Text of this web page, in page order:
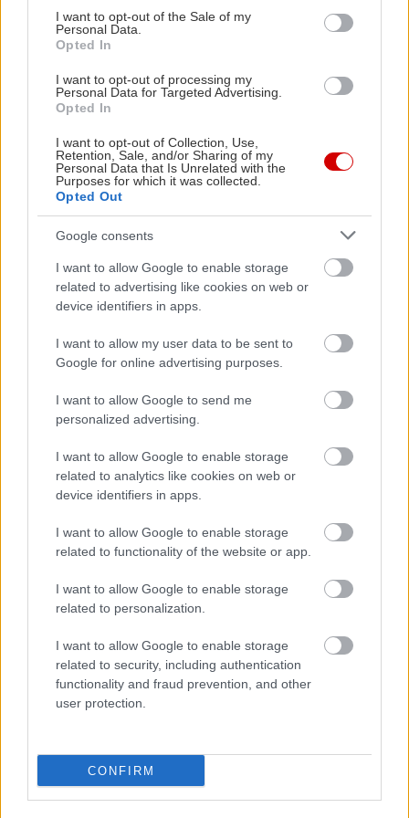
consent section.
I want to opt-out of the Sale of my
Personal Data.
Opted In
I want to opt-out of processing my
Personal Data for Targeted Advertising.
Opted In
I want to opt-out of Collection, Use,
Retention, Sale, and/or Sharing of my
Personal Data that Is Unrelated with the
Purposes for which it was collected.
Opted Out
Google consents
I want to allow Google to enable storage
related to advertising like cookies on web or
device identifiers in apps.
I want to allow my user data to be sent to
Google for online advertising purposes.
I want to allow Google to send me
personalized advertising.
I want to allow Google to enable storage
related to analytics like cookies on web or
device identifiers in apps.
I want to allow Google to enable storage
related to functionality of the website or app.
I want to allow Google to enable storage
related to personalization.
I want to allow Google to enable storage
related to security, including authentication
functionality and fraud prevention, and other
user protection.
CONFIRM
*Ο Μάνος και το Όσκαρ των σκουπιδιών
του Πειραιά» ως soundtrack του «Ποτέ την
Κυριακή», και στην απονομή των Όσκαρ, του
δίνεται το χρυσό αγαλματάκι.«Και το επίσημο
κράτος με γιόρτασε για το Oscar που πήρα ερήμην
μου και έξω απ' τα δικά μου σχέδια. Πάλεψα χρόνια
για ν' αφαιρέσω αυτό τον "τίτλο τιμής" από την
πλάτη μου...»,φέρεται να έχει δηλώσει ο
συνθέτης, που μάλιστα, σύμφωνα με την
«παρασκηνιακή ιστορία» που κυκλοφόρησε,
προσπάθησε να πετάξει το Όσκαρ στο καλάθι των
αχρήστων. Σύμφωνα με την αδερφή του, μια
ημέρα είδε την οικιακή βοηθό να δυσκολεύεται να
κουβαλήσει την σακούλα των σκουπιδιών.
Υποψιασμένη λοιπόν, άνοιξε την σακούλα και
το οποίο είχε
νωρίτερα πετάξει στα σκουπίδια ο αδερφός
. Εκείνη το κράτησε, και το επέστρεψε στο
σπίτι του Μάνου Χατζιδάκι μετά τον θάνατό του.
«Παιδιά του Πειραιά» αποδεικνύει πως ο Μάνος
έδωσε στην συνέχεια μαθήματα ποιότητας,
τολμώντας να «απαρνηθεί» το ίδιο του το
δημιούργημα: Σε ένα παριζιάνικο εστιατόριο, ο
ορχήστρα πλησίασε στο τραπέζι τους και άρχισε
να παίζει τα παιδιά του Πειραιά. Τότε, η Κάλλας
άρχισε να το σιγοτραγουδά και όλοι γύρισαν και